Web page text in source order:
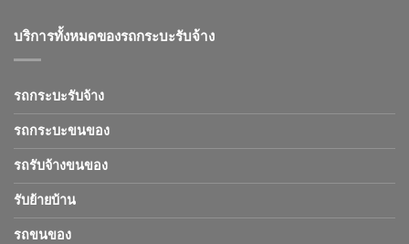
บริการทั้งหมดของรถกระบะรับจ้าง
รถกระบะรับจ้าง
รถกระบะขนของ
รถรับจ้างขนของ
รับย้ายบ้าน
รถขนของ